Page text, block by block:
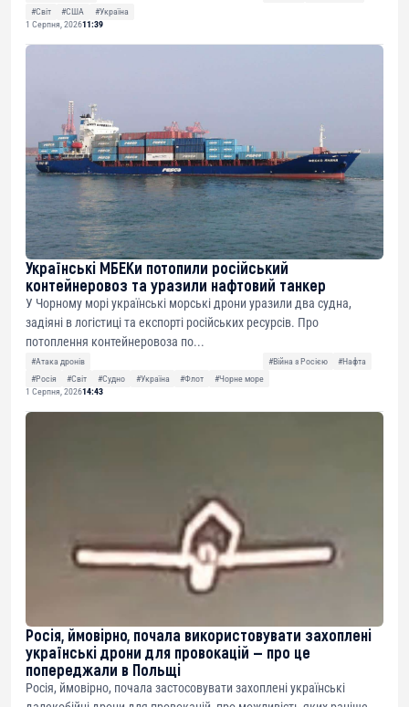
#Світ
#США
#Україна
1 Серпня, 202611:39
Українські МБЕКи потопили російський
контейнеровоз та уразили нафтовий танкер
У Чорному морі українські морські дрони уразили два судна,
задіяні в логістиці та експорті російських ресурсів. Про
потоплення контейнеровоза по...
#Атака дронів #Війна з Росією
#Нафта
#Росія
#Світ #Судно #Україна #Флот
#Чорне море
1 Серпня, 202614:43
Росія, ймовірно, почала використовувати захоплені
українські дрони для провокацій — про це
попереджали в Польщі
Росія, ймовірно, почала застосовувати захоплені українські